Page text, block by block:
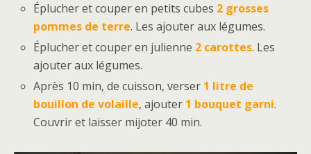
Éplucher et couper en petits cubes 2 grosses
pommes de terre. Les ajouter aux légumes.
Éplucher et couper en julienne 2 carottes. Les
ajouter aux légumes.
Après 10 min, de cuisson, verser 1 litre de
bouillon de volaille, ajouter 1 bouquet garni.
Couvrir et laisser mijoter 40 min.